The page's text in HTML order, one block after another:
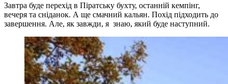
Завтра буде перехід в Піратську бухту, останній кемпінг,
вечеря та сніданок. А ще смачний кальян. Похід підходить до
завершення. Але, як завжди, я знаю, який буде наступний.